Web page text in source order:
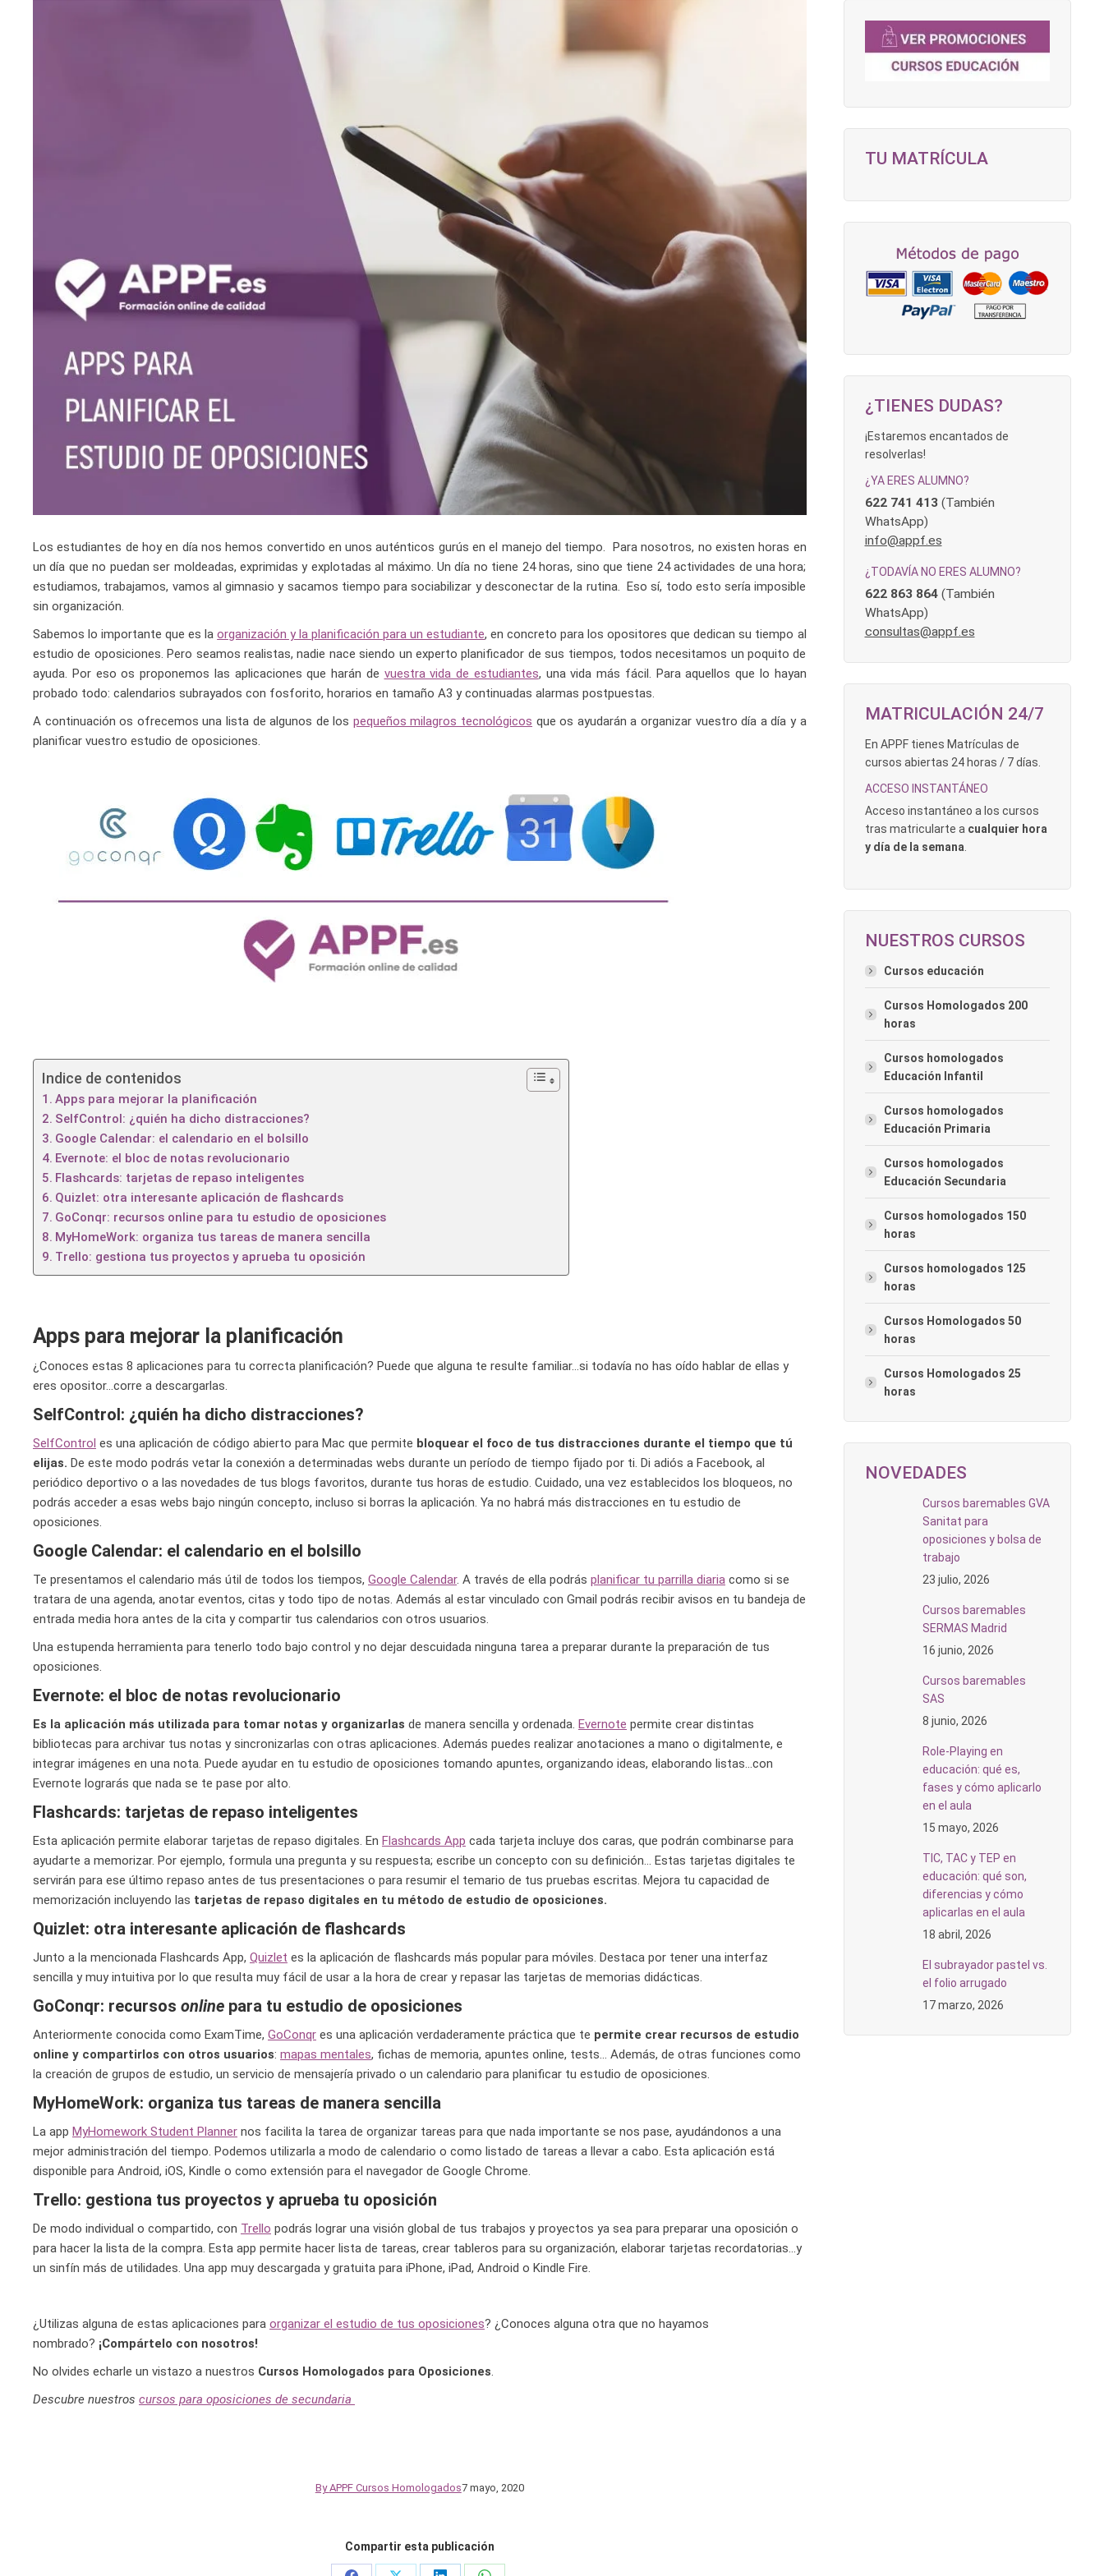
Los estudiantes de hoy en día nos hemos convertido en unos auténticos gurús en el manejo del tiempo. Para nosotros, no existen horas en
un día que no puedan ser moldeadas, exprimidas y explotadas al máximo. Un día no tiene 24 horas, sino que tiene 24 actividades de una hora;
estudiamos, trabajamos, vamos al gimnasio y sacamos tiempo para sociabilizar y desconectar de la rutina. Eso sí, todo esto sería imposible
sin organización.
Sabemos lo importante que es laorganización y la planificación para un estudiante, en concreto para los opositores que dedican su tiempo al
estudio de oposiciones. Pero seamos realistas, nadie nace siendo un experto planificador de sus tiempos, todos necesitamos un poquito de
ayuda. Por eso os proponemos las aplicaciones que harán de vuestra vida de estudiantes, una vida más fácil. Para aquellos que lo hayan
probado todo: calendarios subrayados con fosforito, horarios en tamaño A3 y continuadas alarmas postpuestas.
A continuación os ofrecemos una lista de algunos de los pequeños milagros tecnológicos que os ayudarán a organizar vuestro día a día y a
planificar vuestro estudio de oposiciones.
Indice de contenidos
Apps para mejorar la planificación
SelfControl: ¿quién ha dicho distracciones?
Google Calendar: el calendario en el bolsillo
Evernote: el bloc de notas revolucionario
Flashcards: tarjetas de repaso inteligentes
Quizlet: otra interesante aplicación de flashcards
GoConqr: recursos online para tu estudio de oposiciones
MyHomeWork: organiza tus tareas de manera sencilla
Trello: gestiona tus proyectos y aprueba tu oposición
Apps para mejorar la planificación
¿Conoces estas 8 aplicaciones para tu correcta planificación? Puede que alguna te resulte familiar…si todavía no has oído hablar de ellas y
eres opositor…corre a descargarlas.
SelfControl: ¿quién ha dicho distracciones?
SelfControl es una aplicación de código abierto para Mac que permite bloquear el foco de tus distracciones durante el tiempo que tú
elijas. De este modo podrás vetar la conexión a determinadas webs durante un período de tiempo fijado por ti. Di adiós a Facebook, al
periódico deportivo o a las novedades de tus blogs favoritos, durante tus horas de estudio. Cuidado, una vez establecidos los bloqueos, no
podrás acceder a esas webs bajo ningún concepto, incluso si borras la aplicación. Ya no habrá más distracciones en tu estudio de
oposiciones.
Google Calendar: el calendario en el bolsillo
Te presentamos el calendario más útil de todos los tiempos, Google Calendar. A través de ella podrás planificar tu parrilla diaria como si se
tratara de una agenda, anotar eventos, citas y todo tipo de notas. Además al estar vinculado con Gmail podrás recibir avisos en tu bandeja de
entrada media hora antes de la cita y compartir tus calendarios con otros usuarios.
Una estupenda herramienta para tenerlo todo bajo control y no dejar descuidada ninguna tarea a preparar durante la preparación de tus
oposiciones.
Evernote: el bloc de notas revolucionario
Es la aplicación más utilizada para tomar notas y organizarlas de manera sencilla y ordenada. Evernote permite crear distintas
bibliotecas para archivar tus notas y sincronizarlas con otras aplicaciones. Además puedes realizar anotaciones a mano o digitalmente, e
integrar imágenes en una nota. Puede ayudar en tu estudio de oposiciones tomando apuntes, organizando ideas, elaborando listas…con
Evernote lograrás que nada se te pase por alto.
Flashcards: tarjetas de repaso inteligentes
Esta aplicación permite elaborar tarjetas de repaso digitales. En Flashcards App cada tarjeta incluye dos caras, que podrán combinarse para
ayudarte a memorizar. Por ejemplo, formula una pregunta y su respuesta; escribe un concepto con su definición… Estas tarjetas digitales te
servirán para ese último repaso antes de tus presentaciones o para resumir el temario de tus pruebas escritas. Mejora tu capacidad de
memorización incluyendo las tarjetas de repaso digitales en tu método de estudio de oposiciones.
Quizlet: otra interesante aplicación de flashcards
Junto a la mencionada Flashcards App, Quizlet es la aplicación de flashcards más popular para móviles. Destaca por tener una interfaz
sencilla y muy intuitiva por lo que resulta muy fácil de usar a la hora de crear y repasar las tarjetas de memorias didácticas.
GoConqr: recursos online para tu estudio de oposiciones
Anteriormente conocida como ExamTime, GoConqr es una aplicación verdaderamente práctica que te permite crear recursos de estudio
online y compartirlos con otros usuarios: mapas mentales, fichas de memoria, apuntes online, tests… Además, de otras funciones como
la creación de grupos de estudio, un servicio de mensajería privado o un calendario para planificar tu estudio de oposiciones.
MyHomeWork: organiza tus tareas de manera sencilla
La app MyHomework Student Planner nos facilita la tarea de organizar tareas para que nada importante se nos pase, ayudándonos a una
mejor administración del tiempo. Podemos utilizarla a modo de calendario o como listado de tareas a llevar a cabo. Esta aplicación está
disponible para Android, iOS, Kindle o como extensión para el navegador de Google Chrome.
Trello: gestiona tus proyectos y aprueba tu oposición
De modo individual o compartido, con Trello podrás lograr una visión global de tus trabajos y proyectos ya sea para preparar una oposición o
para hacer la lista de la compra. Esta app permite hacer lista de tareas, crear tableros para su organización, elaborar tarjetas recordatorias…y
un sinfín más de utilidades. Una app muy descargada y gratuita para iPhone, iPad, Android o Kindle Fire.
¿Utilizas alguna de estas aplicaciones para organizar el estudio de tus oposiciones? ¿Conoces alguna otra que no hayamos
nombrado? ¡Compártelo con nosotros!
No olvides echarle un vistazo a nuestros Cursos Homologados para Oposiciones.
Descubre nuestros cursos para oposiciones de secundaria
ByAPPF Cursos Homologados7 mayo, 2020
Compartir esta publicación
TU MATRÍCULA
¿TIENES DUDAS?
¡Estaremos encantados de
resolverlas!
¿YA ERES ALUMNO?
622 741 413(También
WhatsApp)
info@appf.es
¿TODAVÍA NO ERES ALUMNO?
622 863 864(También
WhatsApp)
consultas@appf.es
MATRICULACIÓN 24/7
En APPF tienes Matrículas de
cursos abiertas 24 horas / 7 días.
ACCESO INSTANTÁNEO
Acceso instantáneo a los cursos
tras matricularte a cualquier hora
y día de la semana.
NUESTROS CURSOS
Cursos educación
Cursos Homologados 200
horas
Cursos homologados
Educación Infantil
Cursos homologados
Educación Primaria
Cursos homologados
Educación Secundaria
Cursos homologados 150
horas
Cursos homologados 125
horas
Cursos Homologados 50
horas
Cursos Homologados 25
horas
NOVEDADES
Cursos baremables GVA
Sanitat para
oposiciones y bolsa de
trabajo
23 julio, 2026
Cursos baremables
SERMAS Madrid
16 junio, 2026
Cursos baremables
SAS
8 junio, 2026
Role-Playing en
educación: qué es,
fases y cómo aplicarlo
en el aula
15 mayo, 2026
TIC, TAC y TEP en
educación: qué son,
diferencias y cómo
aplicarlas en el aula
18 abril, 2026
El subrayador pastel vs.
el folio arrugado
17 marzo, 2026